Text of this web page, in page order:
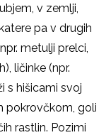
v zemlji,
pa v drugih
metulji prelci,
ličinke (npr.
s hišicami svoj
pokrovčkom, goli
rastlin. Pozimi